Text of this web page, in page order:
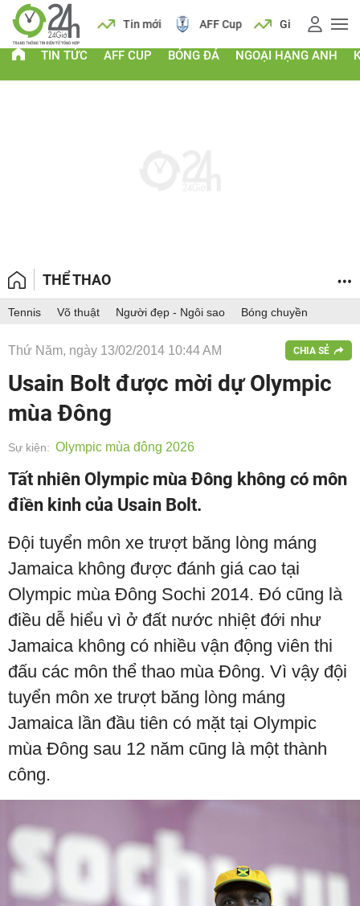
Lịch Tin mới AFF Cup Giá vàng
TIN TỨC AFF CUP BÓNG ĐÁ NGOẠI HẠNG ANH
THỂ THAO
Tennis Võ thuật Người đẹp - Ngôi sao Bóng chuyền
Thứ Năm, ngày 13/02/2014 10:44 AM CHIA SẺ
Usain Bolt được mời dự Olympic
mùa Đông
Sự kiện: Olympic mùa đông 2026
Tất nhiên Olympic mùa Đông không có môn
điền kinh của Usain Bolt.
Đội tuyển môn xe trượt băng lòng máng
Jamaica không được đánh giá cao tại
Olympic mùa Đông Sochi 2014. Đó cũng là
điều dễ hiểu vì ở đất nước nhiệt đới như
Jamaica không có nhiều vận động viên thi
đấu các môn thể thao mùa Đông. Vì vậy đội
tuyển môn xe trượt băng lòng máng
Jamaica lần đầu tiên có mặt tại Olympic
mùa Đông sau 12 năm cũng là một thành
công.